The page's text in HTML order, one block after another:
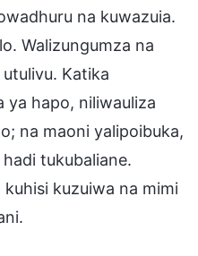
na kuwazuia.
Walizungumza na
Katika
ya hapo, niliwauliza
na maoni yalipoibuka,
tukubaliane.
kuzuiwa na mimi